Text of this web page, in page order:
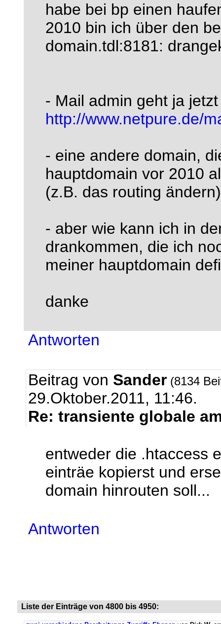
habe bei bp einen
2010 bin ich über den
domain.tdl:8181:
- Mail admin geht ja
http://www.netpure.de/
- eine andere domain,
hauptdomain vor 2010
(z.B. das routing
- aber wie kann ich in
drankommen, die ich
meiner hauptdomain
danke
Antworten
Beitrag von Sander (8134
29.Oktober.2011, 11:46.
Re: transiente globale
entweder die .htaccess
einträe kopierst und
domain hinrouten soll...
Antworten
Liste der Einträge von 4800 bis 4950: